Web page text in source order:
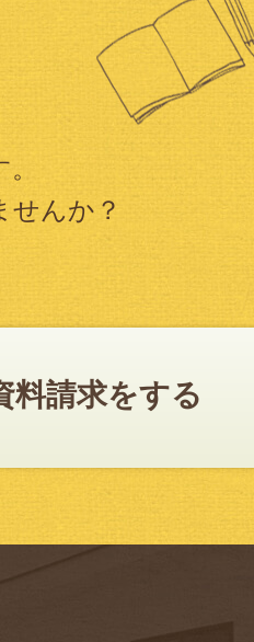
んか？
料請求をする